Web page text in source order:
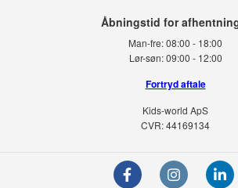
Man-fre:08:00 - 18:00
Lør-søn:09:00 - 12:00
Fortryd aftale
Kids-world ApS
CVR: 44169134